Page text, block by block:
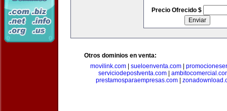
Precio Ofrecido $
Otros dominios en venta:
movilink.com
sueloenventa.com
serviciodepostventa.com
prestamosparaempresas.com